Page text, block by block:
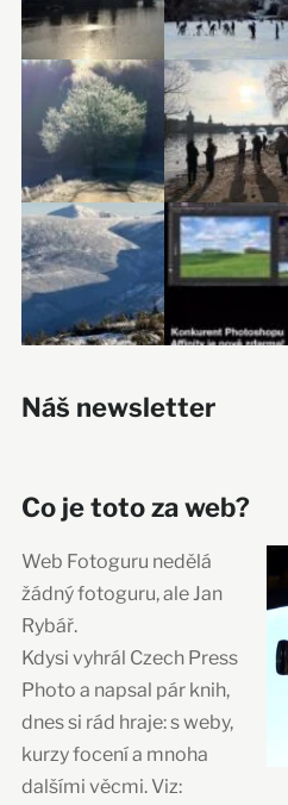
Náš newsletter
Co je toto za web?
Web Fotoguru nedělá
žádný fotoguru, ale Jan
Rybář.
Kdysi vyhrál Czech Press
Photo a napsal pár knih,
dnes si rád hraje: s weby,
kurzy focení a mnoha
dalšími věcmi. Viz: